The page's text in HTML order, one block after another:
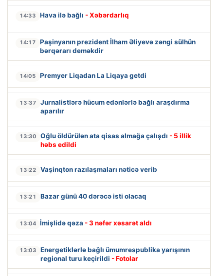
14:33 Hava ilə bağlı - Xəbərdarlıq
14:17
Paşinyanın prezident İlham Əliyevə zəngi sülhün
bərqərarı deməkdir
14:05 Premyer Liqadan La Liqaya getdi
13:37
Jurnalistlərə hücum edənlərlə bağlı araşdırma
aparılır
13:30 Oğlu öldürülən ata qisas almağa çalışdı - 5 illik
həbs edildi
13:22 Vaşinqton razılaşmaları nəticə verib
13:21 Bazar günü 40 dərəcə isti olacaq
13:04 İmişlidə qəza - 3 nəfər xəsarət aldı
13:03
Energetiklərlə bağlı ümumrespublika yarışının
regional turu keçirildi - Fotolar